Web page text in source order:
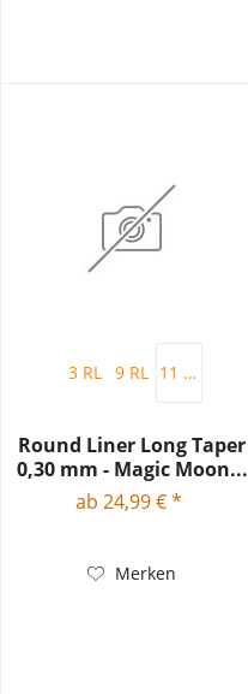
3 RL 9 RL 11 RL
Round Liner Long Taper
0,30 mm - Magic Moon...
ab 24,99 € *
Merken